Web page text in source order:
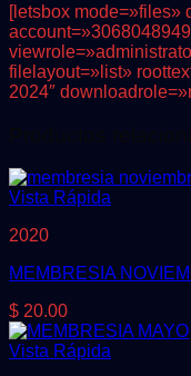
[letsbox mode=»files»
filelayout=»list»
2024″
Vista Rápida
2020
MEMBRESIA
$ 20.00
Vista Rápida